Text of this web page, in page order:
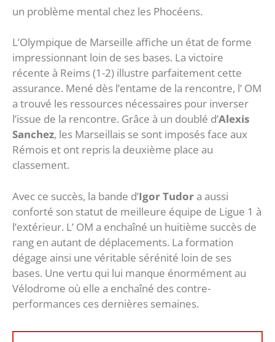
un problème mental chez les Phocéens.
L’Olympique de Marseille affiche un état de forme
impressionnant loin de ses bases. La victoire
récente à Reims (1-2) illustre parfaitement cette
assurance. Mené dès l’entame de la rencontre, l’ OM
a trouvé les ressources nécessaires pour inverser
l’issue de la rencontre. Grâce à un doublé d’Alexis
Sanchez, les Marseillais se sont imposés face aux
Rémois et ont repris la deuxième place au
classement.
Avec ce succès, la bande d’Igor Tudora aussi
conforté son statut de meilleure équipe de Ligue 1 à
l’extérieur. L’ OM a enchaîné un huitième succès de
rang en autant de déplacements. La formation
dégage ainsi une véritable sérénité loin de ses
bases. Une vertu qui lui manque énormément au
Vélodrome où elle a enchaîné des contre-
performances ces dernières semaines.